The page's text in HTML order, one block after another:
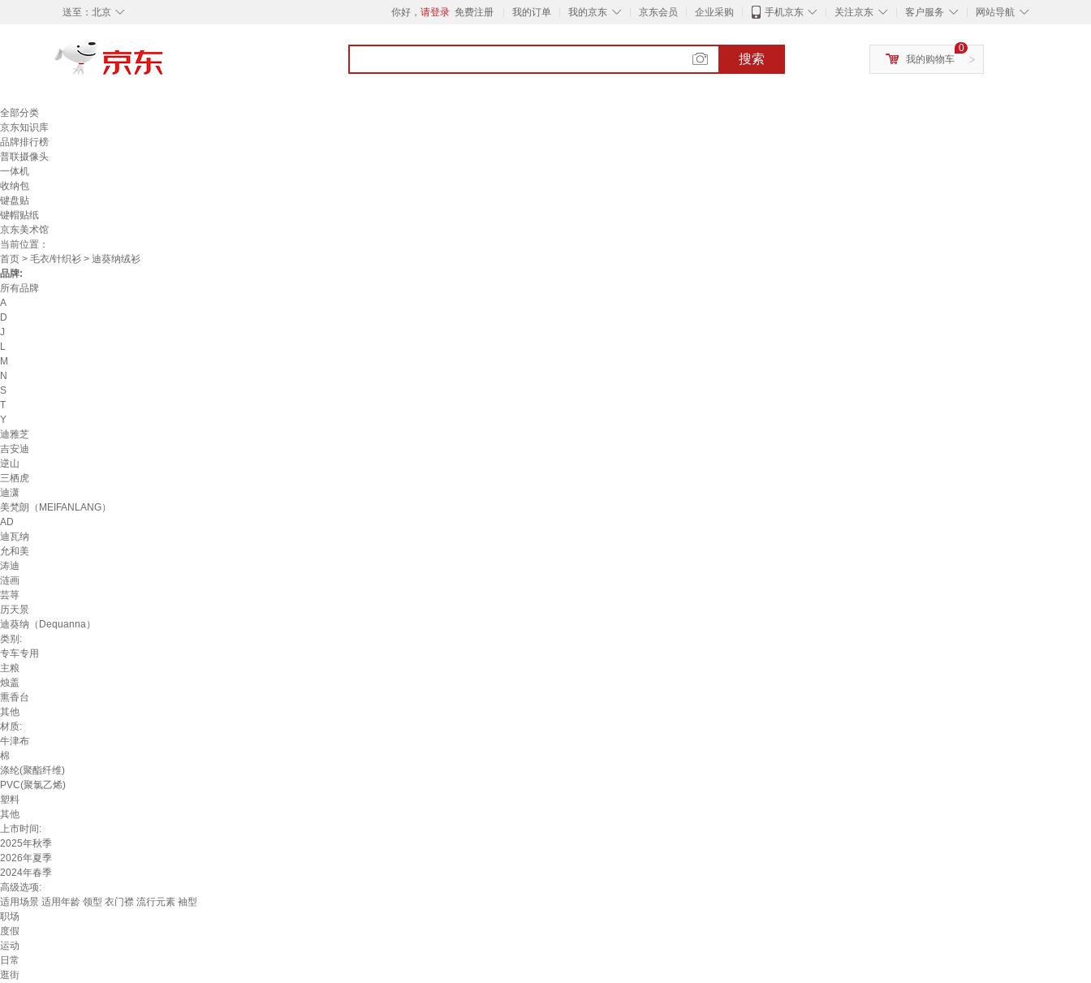
◇
送至： 北京 你好， 请登录 免费注册 我的订单 ◇
我的京东 京东会员 企业采购 ◇
手机京东 ◇
关注京东 ◇
客户服务 ◇
网站导航
搜索 >
0
我的购物车
全部分类
京东知识库
品牌排行榜
普联摄像头
一体机
收纳包
键盘贴
键帽贴纸
京东美术馆
当前位置：
首页 > 毛衣/针织衫 > 迪葵纳绒衫
品牌:
所有品牌
A
D
J
L
M
N
S
T
Y
迪雅芝
吉安迪
逆山
三栖虎
迪潇
美梵朗（MEIFANLANG）
AD
迪瓦纳
允和美
涛迪
涟画
芸荨
历天景
迪葵纳（Dequanna）
类别:
专车专用
主粮
烛盖
熏香台
其他
材质:
牛津布
棉
涤纶(聚酯纤维)
PVC(聚氯乙烯)
塑料
其他
上市时间:
2025年秋季
2026年夏季
2024年春季
高级选项:
适用场景 适用年龄 领型 衣门襟 流行元素 袖型
职场
度假
运动
日常
逛街